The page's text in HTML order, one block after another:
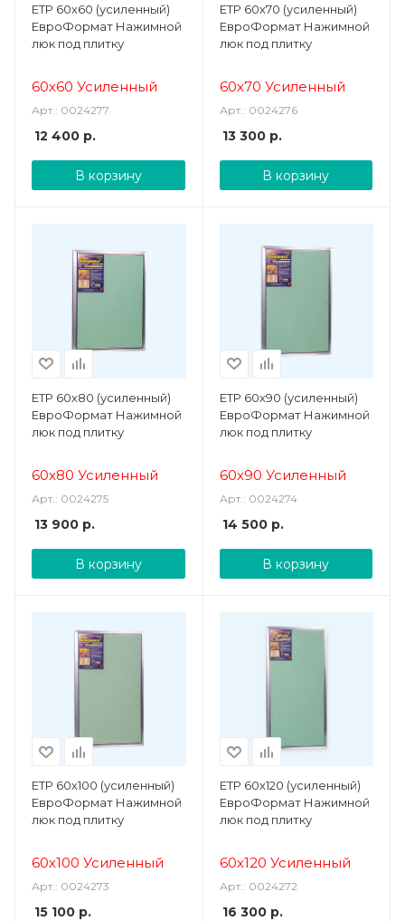
ЕТР 60х60 (усиленный)
ЕвроФормат Нажимной
люк под плитку
60х60 Усиленный
Арт.: 0024277
12 400 р.
В корзину
ЕТР 60х70 (усиленный)
ЕвроФормат Нажимной
люк под плитку
60х70 Усиленный
Арт.: 0024276
13 300р.
В корзину
ЕТР 60х80 (усиленный)
ЕвроФормат Нажимной
люк под плитку
60х80 Усиленный
Арт.: 0024275
13 900 р.
В корзину
ЕТР 60х90 (усиленный)
ЕвроФормат Нажимной
люк под плитку
60х90 Усиленный
Арт.: 0024274
14 500р.
В корзину
ЕТР 60х100 (усиленный)
ЕвроФормат Нажимной
люк под плитку
60х100 Усиленный
Арт.: 0024273
15 100 р.
ЕТР 60х120 (усиленный)
ЕвроФормат Нажимной
люк под плитку
60х120 Усиленный
Арт.: 0024272
16 300р.